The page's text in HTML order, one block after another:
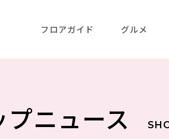
フロアガイド グルメ
プニュース